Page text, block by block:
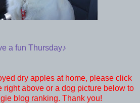
a fun Thursday♪
dry apples at home, please click
right above or a dog picture below to
blog ranking. Thank you!